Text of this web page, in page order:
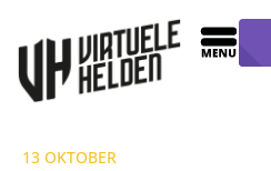
13 OKTOBER